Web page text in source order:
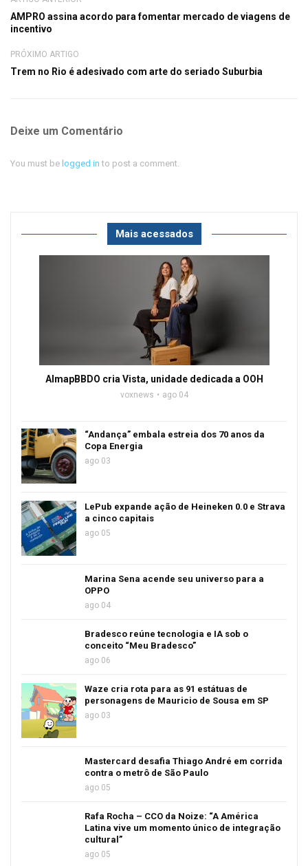
AMPRO assina acordo para fomentar mercado de viagens de
incentivo
PRÓXIMO ARTIGO
Trem no Rio é adesivado com arte do seriado Suburbia
Deixe um Comentário
You must be logged in to post a comment.
Mais acessados
AlmapBBDO cria Vista, unidade dedicada a OOH
voxnews ago 04
“Andança” embala estreia dos 70 anos da
Copa Energia
ago 03
LePub expande ação de Heineken 0.0 e Strava
a cinco capitais
ago 05
Marina Sena acende seu universo para a
OPPO
ago 04
Bradesco reúne tecnologia e IA sob o
conceito “Meu Bradesco”
ago 06
Waze cria rota para as 91 estátuas de
personagens de Mauricio de Sousa em SP
ago 03
Mastercard desafia Thiago André em corrida
contra o metrô de São Paulo
ago 05
Rafa Rocha – CCO da Noize: “A América
Latina vive um momento único de integração
cultural”
ago 05